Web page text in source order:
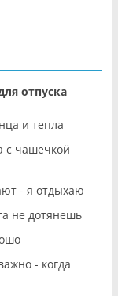
отпуска
и тепла
с чашечкой
- я отдыхаю
не дотянешь
- когда